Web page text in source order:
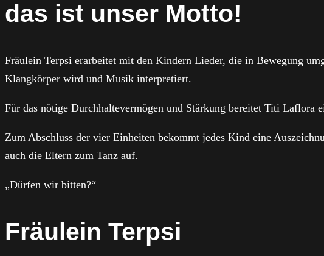
das ist unser Motto!
Fräulein Terpsi erarbeitet mit den Kindern Lieder, die in Bewegung
Klangkörper wird und Musik interpretiert.
Für das nötige Durchhaltevermögen und Stärkung bereitet Titi Laflora
Zum Abschluss der vier Einheiten bekommt jedes Kind eine
auch die Eltern zum Tanz auf.
„Dürfen wir bitten?“
Fräulein Terpsi